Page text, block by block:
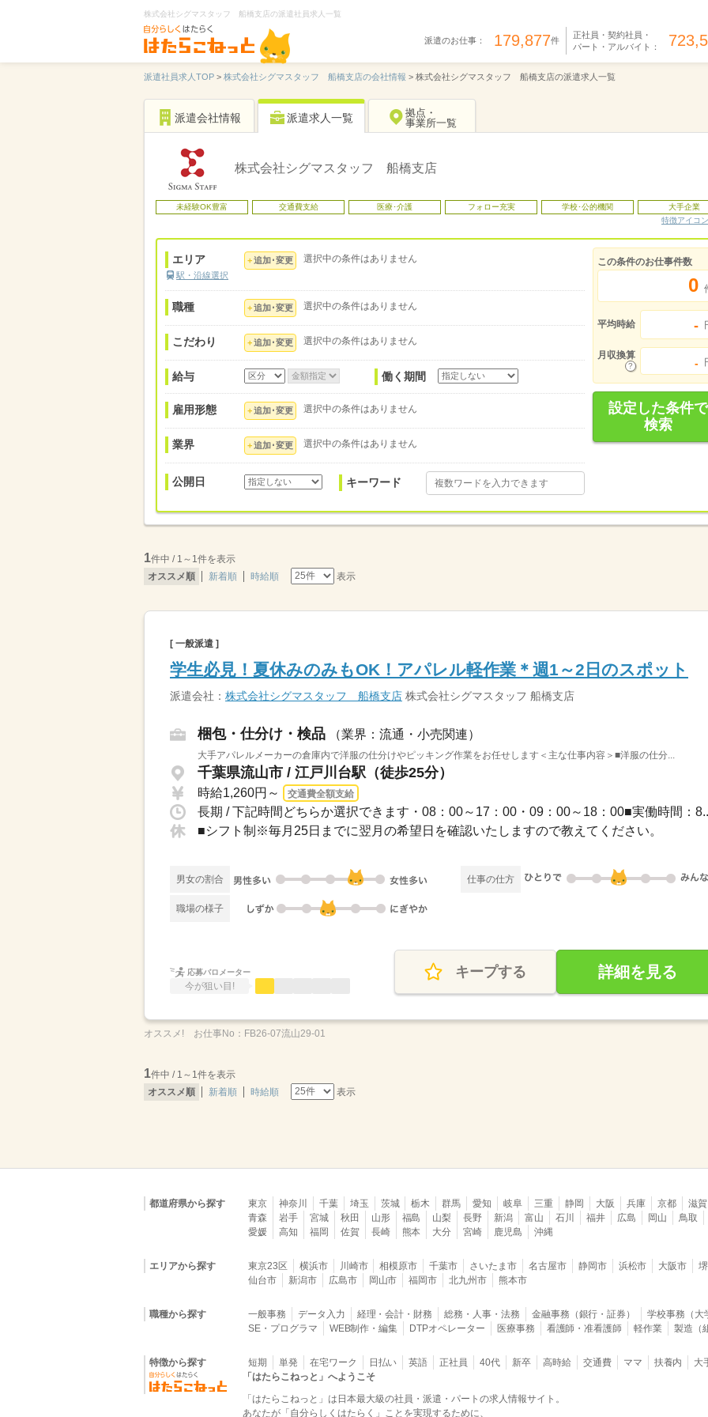
株式会社シグマスタッフ 船橋支店の派遣社員求人一覧
派遣のお仕事： 179,877件
正社員・契約社員・
パート・アルバイト：
派遣社員求人TOP > 株式会社シグマスタッフ 船橋支店の会社情報 > 株式会社シグマスタッフ 船橋支店の派遣求人一覧
派遣会社情報 派遣求人一覧
拠点・
事業所一覧
株式会社シグマスタッフ 船橋支店
未経験OK豊富 交通費支給 医療･介護 フォロー充実 学校･公的機関
大手企業
特徴アイコ
エリア
駅・沿線選択
追加･変更 選択中の条件はありません
職種 追加･変更 選択中の条件はありません
こだわり 追加･変更 選択中の条件はありません
給与 働く期間
雇用形態 追加･変更 選択中の条件はありません
業界 追加･変更 選択中の条件はありません
公開日 キーワード
この条件のお仕事件数
0
平均時給 -
月収換算
-
設定した条件で
検索
1件中 / 1～1件を表示
オススメ順
新着順 時給順 表示
[ 一般派遣 ]
学生必見！夏休みのみもOK！アパレル軽作業＊週1～2日のスポット
派遣会社： 株式会社シグマスタッフ 船橋支店 株式会社シグマスタッフ 船橋支店
梱包・仕分け・検品 （業界：流通・小売関連）
大手アパレルメーカーの倉庫内で洋服の仕分けやピッキング作業をお任せします＜主な仕事内容＞■洋服の仕分...
千葉県流山市 / 江戸川台駅（徒歩25分）
時給1,260円～ 交通費全額支給
長期 / 下記時間どちらか選択できます・08：00～17：00・09：00～18：00■実働時間：
■シフト制※毎月25日までに翌月の希望日を確認いたしますので教えてください。
男女の割合 仕事の仕方
職場の様子
応募バロメーター
今が狙い目!
キープする 詳細を見る
オススメ! お仕事No： FB26-07流山29-01
1件中 / 1～1件を表示
オススメ順
新着順 時給順 表示
都道府県から探す 東京 神奈川 千葉 埼玉 茨城 栃木 群馬 愛知 岐阜 三重 静岡 大阪 兵庫 京都
滋賀
青森
岩手 宮城 秋田 山形 福島 山梨 長野 新潟 富山 石川 福井 広島 岡山
鳥取
愛媛
高知 福岡 佐賀 長崎 熊本 大分 宮崎 鹿児島 沖縄
エリアから探す 東京23区 横浜市 川崎市 相模原市 千葉市 さいたま市 名古屋市 静岡市 浜松市 大阪市
仙台市
新潟市 広島市 岡山市 福岡市 北九州市 熊本市
職種から探す 一般事務 データ入力 経理・会計・財務 総務・人事・法務 金融事務（銀行・証券）
学校事務（大
SE・プログラマ
WEB制作・編集 DTPオペレーター 医療事務 看護師・准看護師 軽作業 製造（
特徴から探す 短期 単発 在宅ワーク 日払い 英語 正社員 40代 新卒 高時給 交通費 ママ 扶養内
大
「はたらこねっと」へようこそ
「はたらこねっと」は日本最大級の社員・派遣・パートの求人情報サイト。
あなたが「自分らしくはたらく」ことを実現するために、